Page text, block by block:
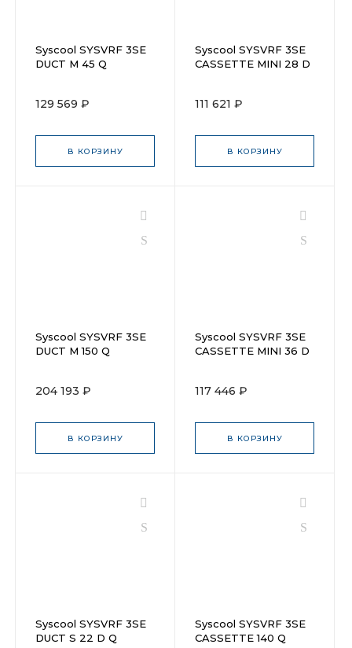
Syscool SYSVRF 3SE
DUCT M 45 Q
129 569 ₽
В КОРЗИНУ
Syscool SYSVRF 3SE
CASSETTE MINI 28 D
111 621 ₽
В КОРЗИНУ
Syscool SYSVRF 3SE
DUCT M 150 Q
204 193 ₽
В КОРЗИНУ
Syscool SYSVRF 3SE
CASSETTE MINI 36 D
117 446 ₽
В КОРЗИНУ
Syscool SYSVRF 3SE
DUCT S 22 D Q
Syscool SYSVRF 3SE
CASSETTE 140 Q